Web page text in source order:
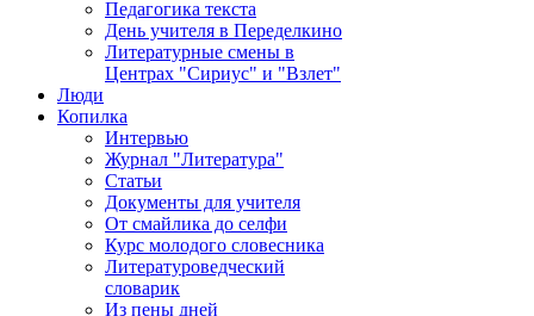
Педагогика текста
День учителя в Переделкино
Литературные смены в
Центрах "Сириус" и "Взлет"
Люди
Копилка
Интервью
Журнал "Литература"
Статьи
Документы для учителя
От смайлика до селфи
Курс молодого словесника
Литературоведческий
словарик
Из пены дней